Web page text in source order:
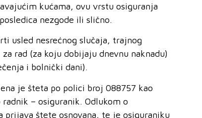
kućama, ovu vrstu osiguranja
nezgode ili slično.
usled nesrećnog slučaja, trajnog
rad (za koju dobijaju dnevnu naknadu)
i bolnički dani).
je šteta po polici broj 088757 kao
– osiguranik. Odlukom o
prijava štete osnovana, te je osiguraniku